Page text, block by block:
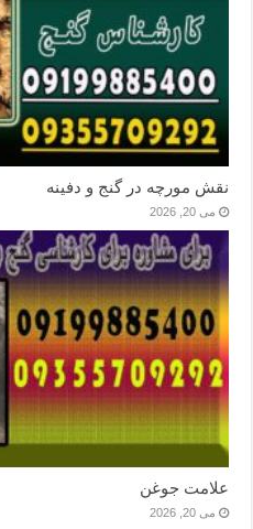
نقش مورچه در گنج و دفینه
می 20, 2026
علامت جوغن
می 20, 2026